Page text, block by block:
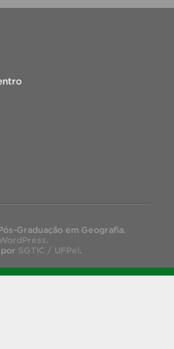
Graduação em Geografia.
WordPress.
SGTIC / UFPel.